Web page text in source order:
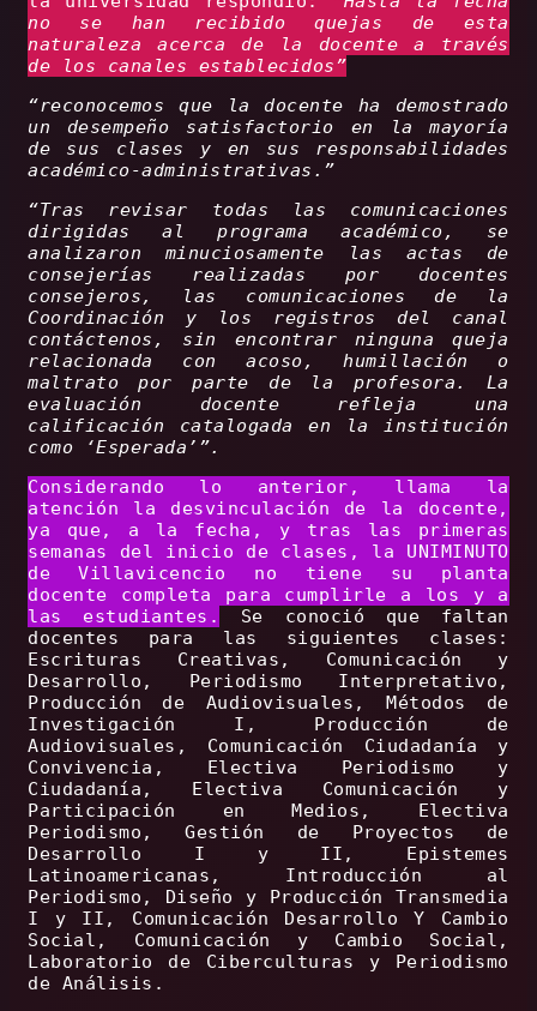
no se han recibido quejas de esta
naturaleza acerca de la docente a través
de los canales establecidos”
“reconocemos que la docente ha demostrado
un desempeño satisfactorio en la mayoría
de sus clases y en sus responsabilidades
académico-administrativas.”
“Tras revisar todas las comunicaciones
dirigidas al programa académico, se
analizaron minuciosamente las actas de
consejerías realizadas por docentes
consejeros, las comunicaciones de la
Coordinación y los registros del canal
contáctenos, sin encontrar ninguna queja
relacionada con acoso, humillación o
maltrato por parte de la profesora. La
evaluación docente refleja una
calificación catalogada en la institución
como ‘Esperada’”.
Considerando lo anterior, llama la
atención la desvinculación de la docente,
ya que, a la fecha, y tras las primeras
semanas del inicio de clases, la UNIMINUTO
de Villavicencio no tiene su planta
docente completa para cumplirle a los y a
las estudiantes.
Se conoció que faltan
docentes para las siguientes clases:
Escrituras Creativas, Comunicación y
Desarrollo, Periodismo Interpretativo,
Producción de Audiovisuales, Métodos de
Investigación I, Producción de
Audiovisuales, Comunicación Ciudadanía y
Convivencia, Electiva Periodismo y
Ciudadanía, Electiva Comunicación y
Participación en Medios, Electiva
Periodismo, Gestión de Proyectos de
Desarrollo I y II, Epistemes
Latinoamericanas, Introducción al
Periodismo, Diseño y Producción Transmedia
I y II, Comunicación Desarrollo Y Cambio
Social, Comunicación y Cambio Social,
Laboratorio de Ciberculturas y Periodismo
de Análisis.